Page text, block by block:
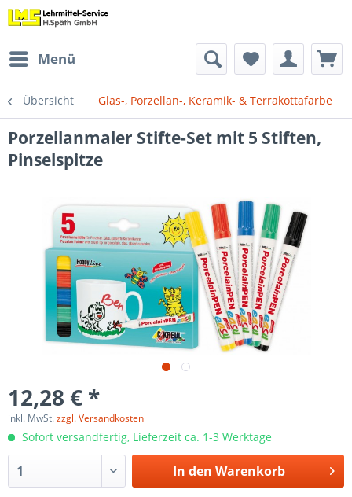
Menü
Übersicht Glas-, Porzellan-, Keramik- & Terrakottafarbe
Porzellanmaler Stifte-Set mit 5 Stiften,
Pinselspitze
12,28 € *
inkl. MwSt.zzgl. Versandkosten
Sofort versandfertig, Lieferzeit ca. 1-3 Werktage
In den Warenkorb